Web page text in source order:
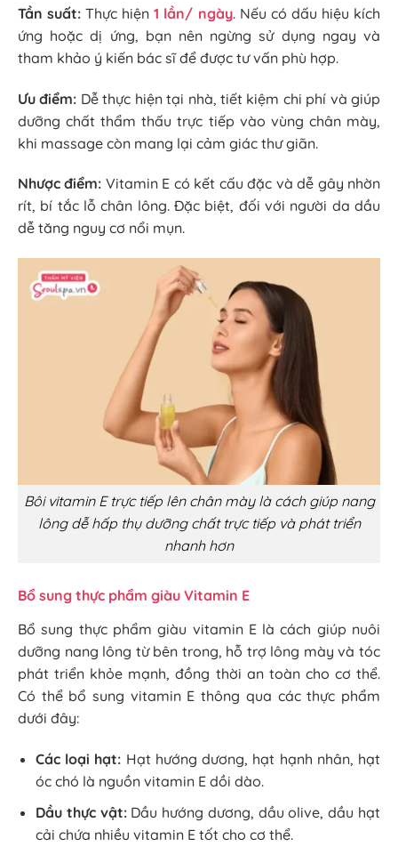
Tần suất:Thực hiện1 lần/ ngày. Nếu có dấu hiệu kích
ứng hoặc dị ứng, bạn nên ngừng sử dụng ngay và
tham khảo ý kiến bác sĩ để được tư vấn phù hợp.
Ưu điểm: Dễ thực hiện tại nhà, tiết kiệm chi phí và giúp
dưỡng chất thẩm thấu trực tiếp vào vùng chân mày,
khi massage còn mang lại cảm giác thư giãn.
Nhược điểm: Vitamin E có kết cấu đặc và dễ gây nhờn
rít, bí tắc lỗ chân lông. Đặc biệt, đối với người da dầu
dễ tăng nguy cơ nổi mụn.
Bôi vitamin E trực tiếp lên chân mày là cách giúp nang
lông dễ hấp thụ dưỡng chất trực tiếp và phát triển
nhanh hơn
Bổ sung thực phẩm giàu Vitamin E
Bổ sung thực phẩm giàu vitamin E là cách giúp nuôi
dưỡng nang lông từ bên trong, hỗ trợ lông mày và tóc
phát triển khỏe mạnh, đồng thời an toàn cho cơ thể.
Có thể bổ sung vitamin E thông qua các thực phẩm
dưới đây:
Các loại hạt: Hạt hướng dương, hạt hạnh nhân, hạt
óc chó là nguồn vitamin E dồi dào.
Dầu thực vật:Dầu hướng dương, dầu olive, dầu hạt
cải chứa nhiều vitamin E tốt cho cơ thể.